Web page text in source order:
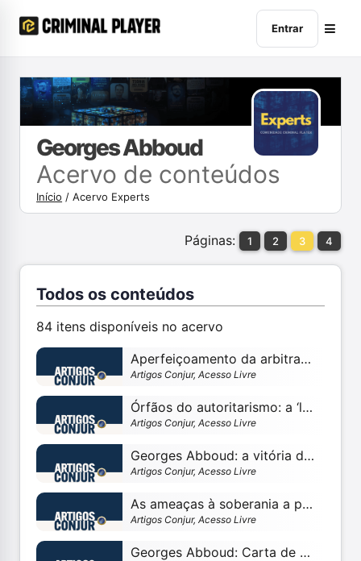
Entrar
Georges Abboud
Acervo de conteúdos
Início /Acervo Experts
Páginas: 1 2 3 4
Todos os conteúdos
84 itens disponíveis no acervo
Aperfeiçoamento da arbitragem brasileira entre precedente Achmea e REsp 2.163.463/SP
Artigos Conjur, Acesso Livre
Órfãos do autoritarismo: a ‘lava jato’ nunca foi só Curitiba
Artigos Conjur, Acesso Livre
Georges Abboud: a vitória da Constituição sobre o eficientismo
Artigos Conjur, Acesso Livre
As ameaças à soberania a partir de três precedentes no STF
Artigos Conjur, Acesso Livre
Georges Abboud: Carta de Hans Kelsen ao ministro Gilmar